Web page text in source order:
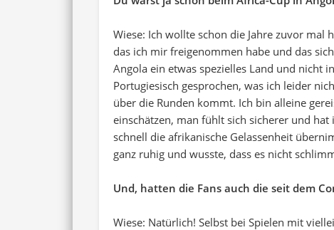
Wiese: Ich wollte schon die Jahre zuvor mal
das ich mir freigenommen habe und das
Angola ein etwas spezielles Land und nicht
Portugiesisch gesprochen, was ich leider
über die Runden kommt. Ich bin alleine
einschätzen, man fühlt sich sicherer und
schnell die afrikanische Gelassenheit
ganz ruhig und wusste, dass es nicht
Und, hatten die Fans auch die seit dem
Wiese: Natürlich! Selbst bei Spielen mit